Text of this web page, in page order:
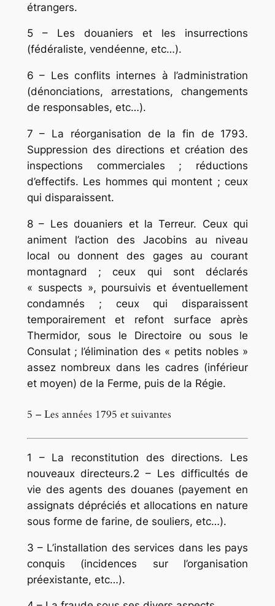
étrangers.
5 – Les douaniers et les insurrections
(fédéraliste, vendéenne, etc…).
6 – Les conflits internes à l’administration
(dénonciations, arrestations, changements
de responsables, etc…).
7 – La réorganisation de la fin de 1793.
Suppression des directions et création des
inspections commerciales ; réductions
d’effectifs. Les hommes qui montent ; ceux
qui disparais­sent.
8 – Les douaniers et la Terreur. Ceux qui
animent l’action des Jacobins au niveau
local ou donnent des gages au courant
montagnard ; ceux qui sont déclarés
« suspects », poursuivis et éven­tuellement
condamnés ; ceux qui disparaissent
temporairement et refont surface après
Thermidor, sous le Directoire ou sous le
Consu­lat ; l’élimination des « petits nobles »
assez nom­breux dans les cadres (inférieur
et moyen) de la Ferme, puis de la Régie.
5 – Les années 1795 et suivantes
1 – La reconstitution des directions. Les
nouveaux directeurs.2 – Les difficultés de
vie des agents des douanes (payement en
assignats dépréciés et allocations en nature
sous forme de farine, de souliers, etc…).
3 – L’installation des services dans les pays
conquis (incidences sur l’organisation
préexistante, etc…).